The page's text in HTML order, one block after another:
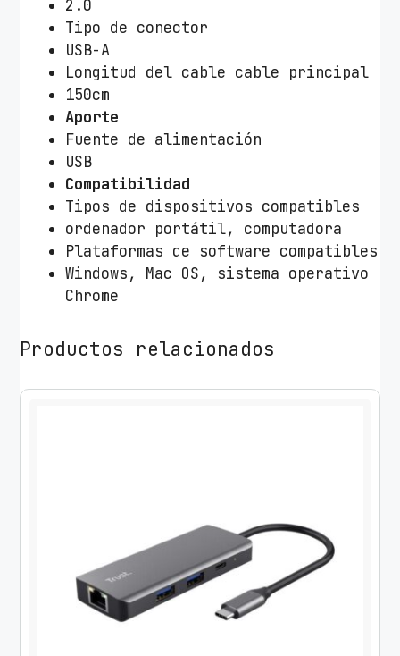
2.0
Tipo de conector
USB-A
Longitud del cable cable principal
150cm
Aporte
Fuente de alimentación
USB
Compatibilidad
Tipos de dispositivos compatibles
ordenador portátil, computadora
Plataformas de software compatibles
Windows, Mac OS, sistema operativo
Chrome
Productos relacionados